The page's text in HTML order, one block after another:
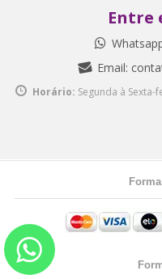
Entre
Email:
Horário: Segunda à Sexta-